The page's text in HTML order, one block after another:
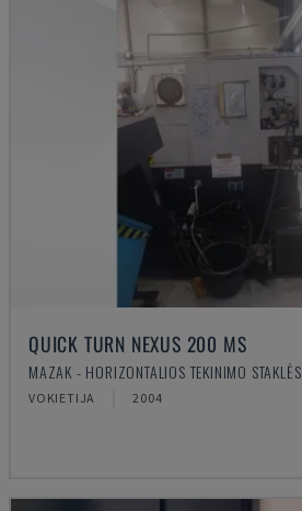
QUICK TURN NEXUS 200 MS
MAZAK - HORIZONTALIOS TEKINIMO STAKLĖS
VOKIETIJA 2004